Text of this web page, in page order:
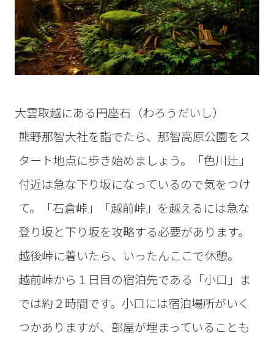
大雲取越にある円座石（わろうだいし）
熊野那智大社を詣でたら、那智高原公園をス
タート地点に歩き始めましょう。「色川辻」
付近は急な下り坂になっているので気をつけ
て。「石倉峠」「越前峠」を越えるには急な
登り坂と下り坂を攻略する必要があります。
越後峠に着いたら、いったんここで休憩。
越前峠から１日目の宿泊先である「小口」ま
では約２時間です。小口には宿泊場所がいく
つかありますが、部屋が埋まっていることも